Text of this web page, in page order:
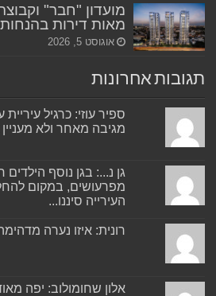
מועדון "חבר"
מאות דירות
אוגוסט 5, 2026
תגובות אחרונות
ספיר עוזי: כרגיל
מגיבה מאחר ולא
גן נ...: בגן נוסף הילדים
מפרעושים, במקום
העירייה סיננו...
רונית: איזו נערה
אלון שחומולוב: יפה